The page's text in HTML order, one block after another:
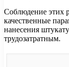
Соблюдение этих
качественные
нанесения
трудозатратным.